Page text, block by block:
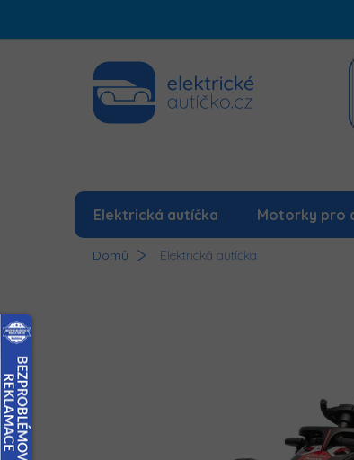
obsah
Elektrická autíčka Motorky pro
Domů Elektrická autíčka